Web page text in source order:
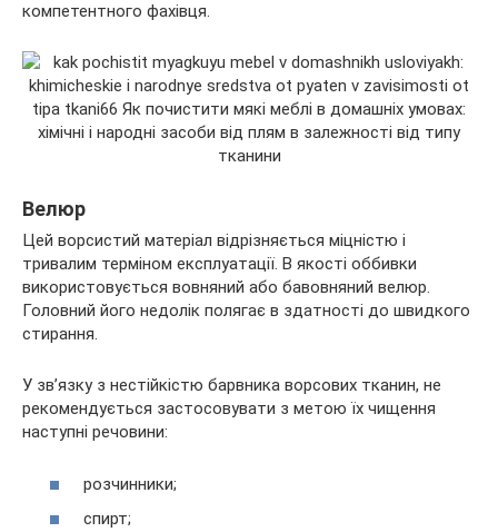
компетентного фахівця.
Велюр
Цей ворсистий матеріал відрізняється міцністю і
тривалим терміном експлуатації. В якості оббивки
використовується вовняний або бавовняний велюр.
Головний його недолік полягає в здатності до швидкого
стирання.
У зв’язку з нестійкістю барвника ворсових тканин, не
рекомендується застосовувати з метою їх чищення
наступні речовини:
розчинники;
спирт;